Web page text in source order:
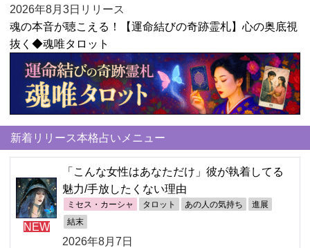
2026年8月3日リリース
魂の本音が聴こえる！【運命結びの奇跡霊札】心の奥底視
抜く◆魂唯タロット
新着リリース本格占いメニュー
NEW
「こんな女性はあなただけ」彼が執着してる
魅力/手放したくない理由
ミセス・カーシャ タロット あの人の気持ち 進展
結末
2026年8月7日